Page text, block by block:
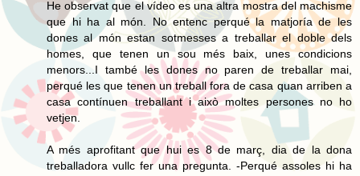
He observat que el vídeo es una altra mostra del machisme
que hi ha al món. No entenc perqué la matjoría de les
dones al món estan sotmesses a treballar el doble dels
homes, que tenen un sou més baix, unes condicions
menors...I també les dones no paren de treballar mai,
perqué les que tenen un treball fora de casa quan arriben a
casa contínuen treballant i això moltes persones no ho
vetjen.
A més aprofitant que hui es 8 de març, dia de la dona
treballadora vullc fer una pregunta. -Perqué assoles hi ha